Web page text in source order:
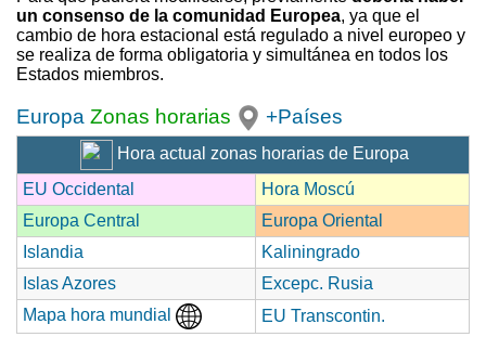
un consenso de la comunidad Europea, ya que el
cambio de hora estacional está regulado a nivel europeo y
se realiza de forma obligatoria y simultánea en todos los
Estados miembros.
Europa Zonas horarias +Países
Hora actual zonas horarias de Europa
EU Occidental
Hora Moscú
Europa Central
Europa Oriental
Islandia
Kaliningrado
Islas Azores
Excepc. Rusia
Mapa hora mundial
EU Transcontin.